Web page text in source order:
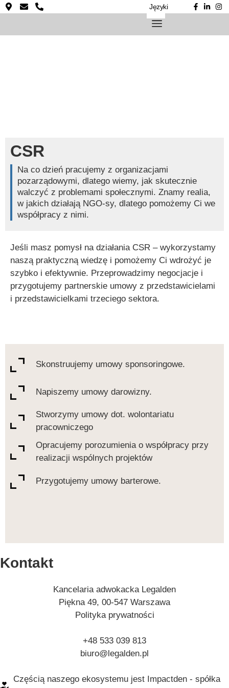
Języki
CSR
Na co dzień pracujemy z organizacjami
pozarządowymi, dlatego wiemy, jak skutecznie
walczyć z problemami społecznymi. Znamy realia,
w jakich działają NGO-sy, dlatego pomożemy Ci we
współpracy z nimi.
Jeśli masz pomysł na działania CSR – wykorzystamy
naszą praktyczną wiedzę i pomożemy Ci wdrożyć je
szybko i efektywnie. Przeprowadzimy negocjacje i
przygotujemy partnerskie umowy z przedstawicielami
i przedstawicielkami trzeciego sektora.
Skonstruujemy umowy sponsoringowe.
Napiszemy umowy darowizny.
Stworzymy umowy dot. wolontariatu
pracowniczego
Opracujemy porozumienia o współpracy przy
realizacji wspólnych projektów
Przygotujemy umowy barterowe.
Kontakt
Kancelaria adwokacka Legalden
Piękna 49, 00-547 Warszawa
Polityka prywatności
+48 533 039 813
biuro@legalden.pl
Częścią naszego ekosystemu jest Impactden - spółka